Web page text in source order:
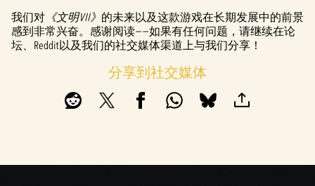
我们对 《文明VII》 的未来以及这款游戏在长期发展中的前景
感到非常兴奋。感谢阅读——如果有任何问题，请继续在论
坛、Reddit以及我们的社交媒体渠道上与我们分享！
分享到社交媒体